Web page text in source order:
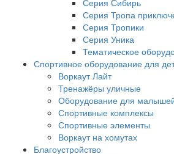
Серия Тропа
Серия Тропики
Серия Уника
Тематическое
Спортивное оборудование для
Воркаут Лайт
Тренажёры уличные
Оборудование для
Спортивные комплексы
Спортивные элементы
Воркаут на хомутах
Благоустройство